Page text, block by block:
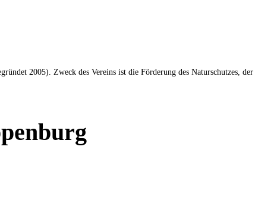
2005). Zweck des Vereins ist die Förderung des Naturschutzes, der